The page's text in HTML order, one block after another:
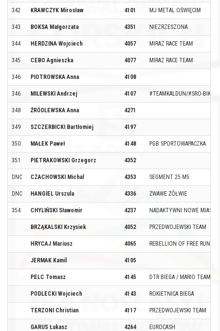
342 KRAWCZYK Mirosław 4101 MJ METAL OŚWIĘCIM
343 BOKSA Małgorzata 4351 NIEZRZESZONA
344 HERDZINA Wojciech 4057 MIRAZ RACE TEAM
345 CEBO Agnieszka 4077 MIRAZ RACE TEAM
346 PIOTROWSKA Anna 4108
346 MILEWSKI Andrzej 4107 #TEAMKALDUN/#SRO-BIKE-
348 ŹRÓDLEWSKA Anna 4271
349 SZCZERBICKI Bartłomiej 4197
350 MAŁEK Paweł 4148 PGB SPORTOWAPACZKA
351 PIETRAKOWSKI Grzegorz 4352
DNC CZACHOWSKI Michal 4353 SEGMENT 25 M5
DNC HANGIEL Urszula 4336 ŻWAWE ŻÓŁWIE
354 CHYLIŃSKI Sławomir 4237 NADAKTYWNI NOWE
BRZĄKALSKI Krzysiek 4052 PRZEDWOJEWSKI TEAM
HRYCAJ Mariusz 4065 REBELLION OF FREE
JERMAK Kamil 4105
PELC Tomasz 4145 DTR BIEGA / MARIO TEAM
PODLECKI Wojciech 4143 ROKIETNICA BIEGA
TERZONI Christian 4117 PRZEDWOJEWSKI TEAM
GARUS Łukasz 4264 EUROCASH